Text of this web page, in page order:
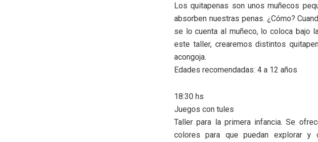
Los quitapenas son unos muñecos
absorben nuestras penas. ¿Cómo?
se lo cuenta al muñeco, lo coloca bajo
este taller, crearemos distintos
acongoja.
Edades recomendadas: 4 a 12 años
18:30 hs
Juegos con tules
Taller para la primera infancia. Se
colores para que puedan explorar y